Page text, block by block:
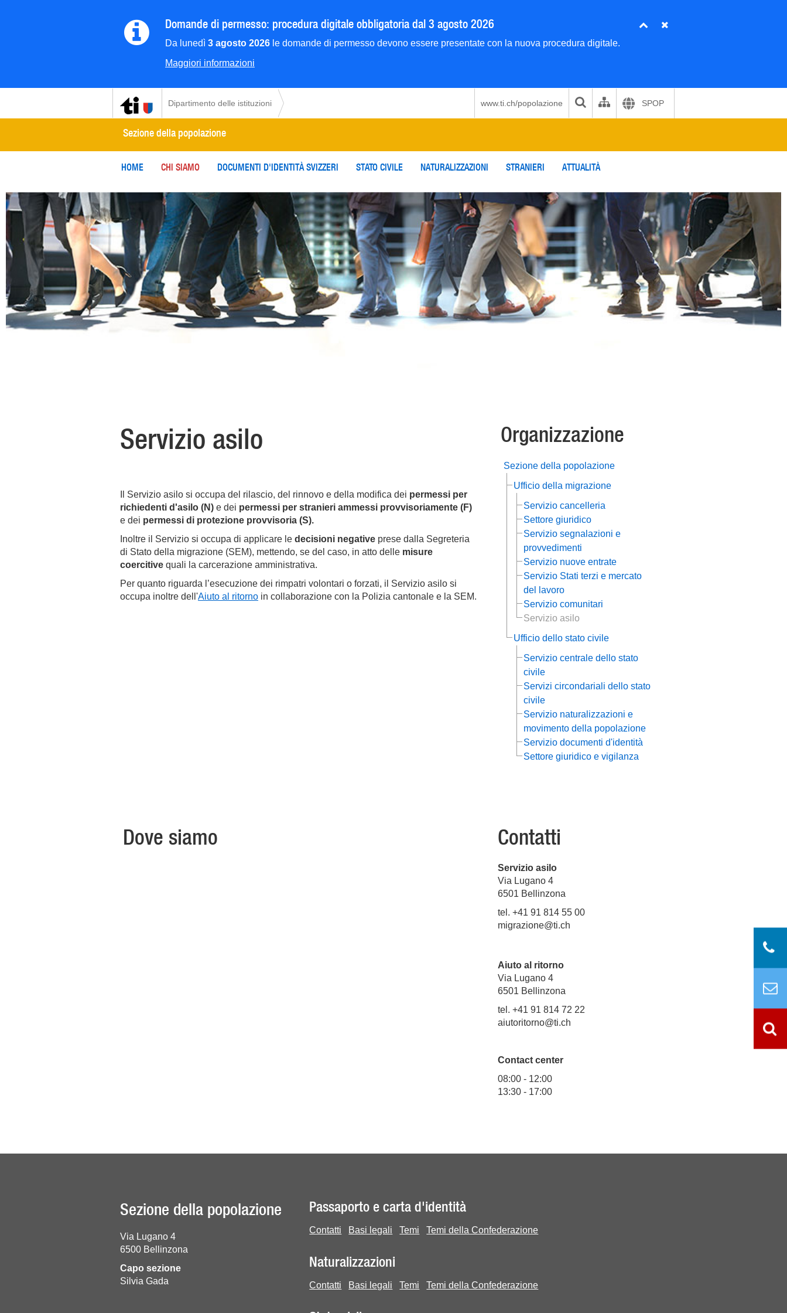
Domande di permesso: procedura digitale obbligatoria dal 3 agosto 2026
Da lunedì 3 agosto 2026 le domande di permesso devono essere presentate con la nuova procedura digitale.
Maggiori informazioni
Dipartimento delle istituzioni www.ti.ch/popolazione SPOP
Sezione della popolazione
HOME CHI SIAMO DOCUMENTI D'IDENTITÀ SVIZZERI STATO CIVILE NATURALIZZAZIONI STRANIERI ATTUALITÀ
Servizio asilo
Il Servizio asilo si occupa del rilascio, del rinnovo e della modifica dei permessi per
richiedenti d'asilo (N) e dei permessi per stranieri ammessi provvisoriamente (F)
e dei permessi di protezione provvisoria (S).
Inoltre il Servizio si occupa di applicare le decisioni negative prese dalla Segreteria
di Stato della migrazione (SEM), mettendo, se del caso, in atto delle misure
coercitive quali la carcerazione amministrativa.
Per quanto riguarda l’esecuzione dei rimpatri volontari o forzati, il Servizio asilo si
occupa inoltre dell'Aiuto al ritorno in collaborazione con la Polizia cantonale e la SEM.
Organizzazione
Sezione della popolazione
Ufficio della migrazione
Servizio cancelleria
Settore giuridico
Servizio segnalazioni e
provvedimenti
Servizio nuove entrate
Servizio Stati terzi e mercato
del lavoro
Servizio comunitari
Servizio asilo
Ufficio dello stato civile
Servizio centrale dello stato
civile
Servizi circondariali dello stato
civile
Servizio naturalizzazioni e
movimento della popolazione
Servizio documenti d'identità
Settore giuridico e vigilanza
Dove siamo Contatti
Servizio asilo
Via Lugano 4
6501 Bellinzona
tel. +41 91 814 55 00
migrazione@ti.ch
Aiuto al ritorno
Via Lugano 4
6501 Bellinzona
tel. +41 91 814 72 22
aiutoritorno@ti.ch
Contact center
08:00 - 12:00
13:30 - 17:00
Sezione della popolazione
Via Lugano 4
6500 Bellinzona
Capo sezione
Silvia Gada
Passaporto e carta d'identità
Contatti Basi legali Temi Temi della Confederazione
Naturalizzazioni
Contatti Basi legali Temi Temi della Confederazione